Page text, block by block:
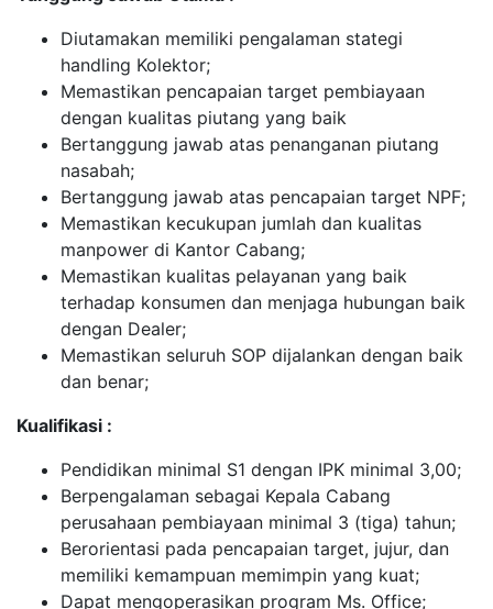
Diutamakan memiliki pengalaman stategi
handling Kolektor;
Memastikan pencapaian target pembiayaan
dengan kualitas piutang yang baik
Bertanggung jawab atas penanganan piutang
nasabah;
Bertanggung jawab atas pencapaian target NPF;
Memastikan kecukupan jumlah dan kualitas
manpower di Kantor Cabang;
Memastikan kualitas pelayanan yang baik
terhadap konsumen dan menjaga hubungan baik
dengan Dealer;
Memastikan seluruh SOP dijalankan dengan baik
dan benar;
Kualifikasi :
Pendidikan minimal S1 dengan IPK minimal 3,00;
Berpengalaman sebagai Kepala Cabang
perusahaan pembiayaan minimal 3 (tiga) tahun;
Berorientasi pada pencapaian target, jujur, dan
memiliki kemampuan memimpin yang kuat;
Dapat mengoperasikan program Ms. Office;